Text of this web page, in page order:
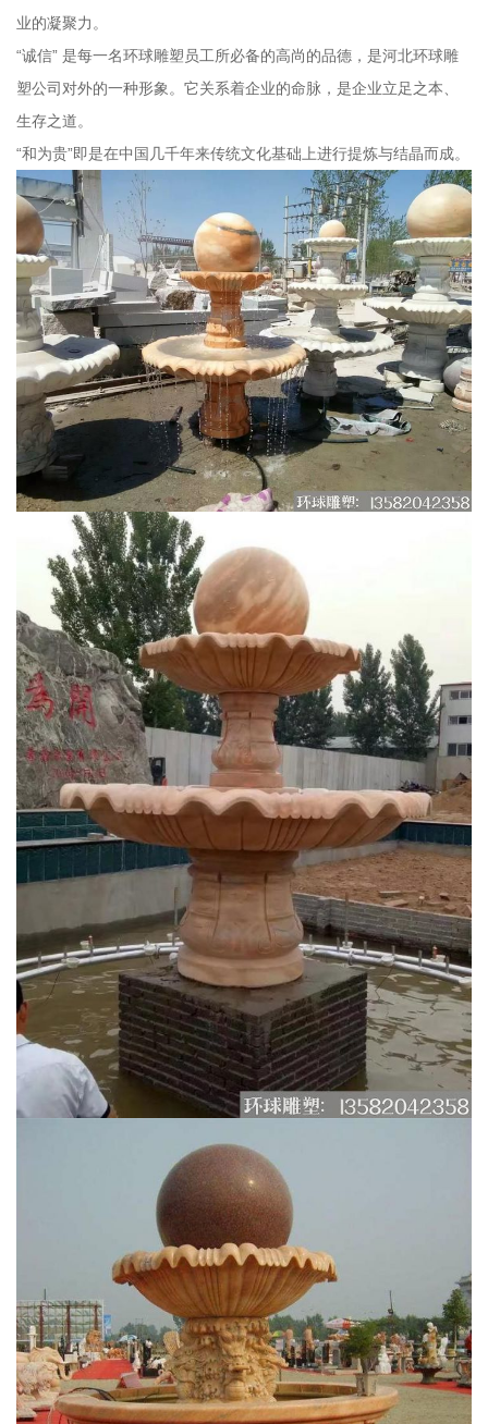
业的凝聚力。
“诚信” 是每一名环球雕塑员工所必备的高尚的品德，是河北环球雕
塑公司对外的一种形象。它关系着企业的命脉，是企业立足之本、
生存之道。
“和为贵”即是在中国几千年来传统文化基础上进行提炼与结晶而成。